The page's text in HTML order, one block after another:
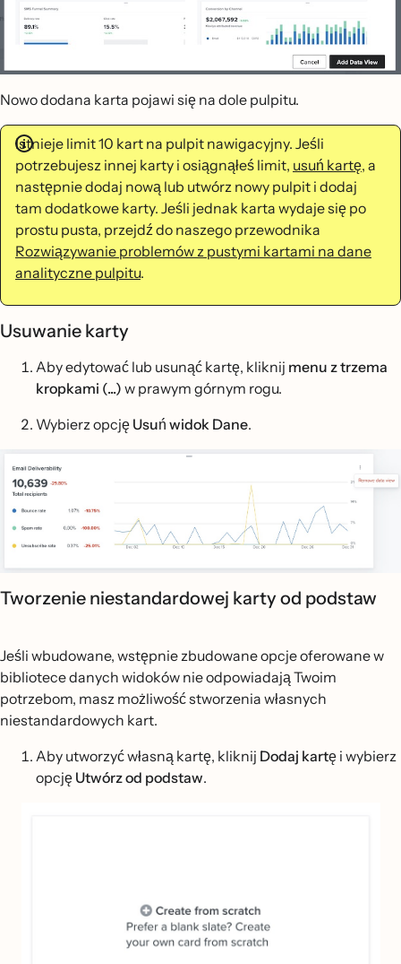
Nowo dodana karta pojawi się na dole pulpitu.
Istnieje limit 10 kart na pulpit nawigacyjny. Jeśli
potrzebujesz innej karty i osiągnąłeś limit, usuń kartę, a
następnie dodaj nową lub utwórz nowy pulpit i dodaj
tam dodatkowe karty. Jeśli jednak karta wydaje się po
prostu pusta, przejdź do naszego przewodnika
Rozwiązywanie problemów z pustymi kartami na dane
analityczne pulpitu.
Usuwanie karty
Aby edytować lub usunąć kartę, kliknij menu z trzema
kropkami (...) w prawym górnym rogu.
Wybierz opcję Usuń widok Dane.
Tworzenie niestandardowej karty od podstaw
Jeśli wbudowane, wstępnie zbudowane opcje oferowane w
bibliotece danych widoków nie odpowiadają Twoim
potrzebom, masz możliwość stworzenia własnych
niestandardowych kart.
Aby utworzyć własną kartę, kliknij Dodaj kartę i wybierz
opcję Utwórz od podstaw.